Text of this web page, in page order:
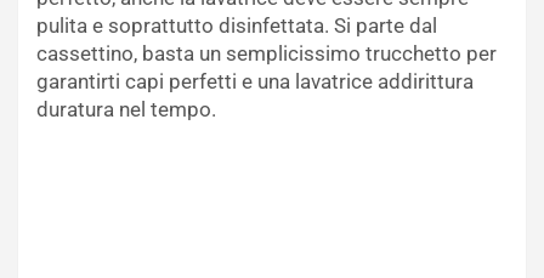
pulita e soprattutto disinfettata. Si parte dal
cassettino, basta un semplicissimo trucchetto per
garantirti capi perfetti e una lavatrice addirittura
duratura nel tempo.